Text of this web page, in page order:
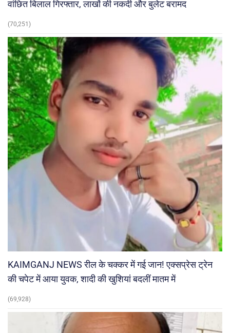
वांछित बिलाल गिरफ्तार, लाखों की नकदी और बुलेट बरामद
(70,251)
KAIMGANJ NEWS रील के चक्कर में गई जान! एक्सप्रेस ट्रेन
की चपेट में आया युवक, शादी की खुशियां बदलीं मातम में
(69,928)